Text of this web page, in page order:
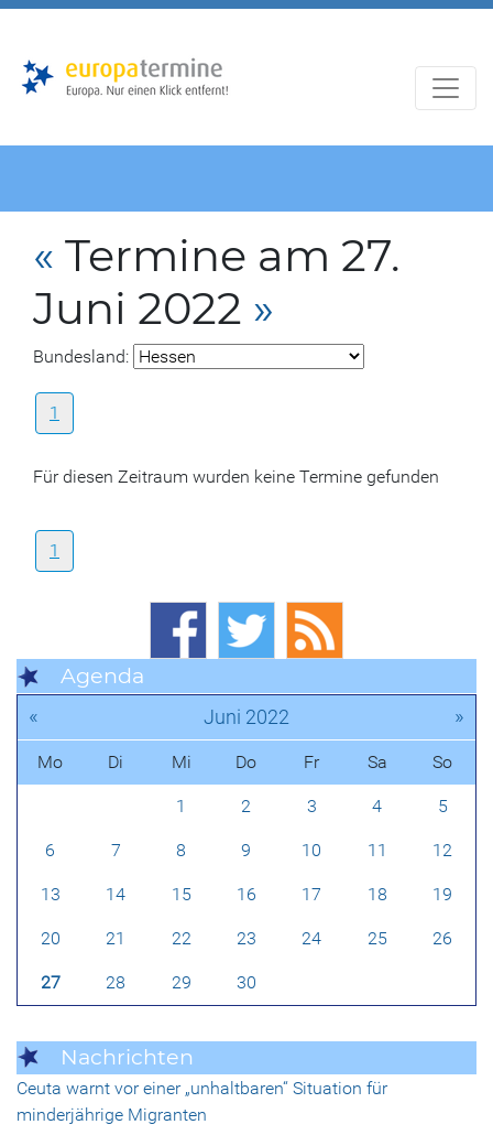
« Termine am 27.
Juni 2022 »
Bundesland:
1
Für diesen Zeitraum wurden keine Termine gefunden
1
Agenda
« Juni 2022 »
Mo Di Mi Do Fr Sa So
1 2 3 4 5
6 7 8 9 10 11 12
13 14 15 16 17 18 19
20 21 22 23 24 25 26
27 28 29 30
Nachrichten
Ceuta warnt vor einer „unhaltbaren“ Situation für
minderjährige Migranten